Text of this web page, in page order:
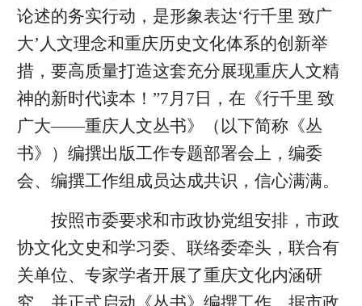
论述的务实行动，是形象表达‘行千里 致广
大’人文理念和重庆历史文化体系的创新举
措，要高质量打造这套充分展现重庆人文精
神的新时代读本！”7月7日，在《行千里 致
广大——重庆人文丛书》（以下简称《丛
书》）编撰出版工作专题部署会上，编委
会、编撰工作组成员达成共识，信心满满。
按照市委要求和市政协党组安排，市政
协文化文史和学习委、联络委牵头，联合有
关单位、专家学者开展了重庆文化内涵研